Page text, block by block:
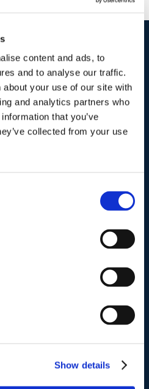
content and ads, to
and to analyse our traffic.
your use of our site with
and analytics partners who
that you’ve
collected from your use
Show details
.
.